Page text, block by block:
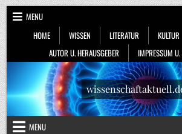
Skip
to
content
MENU
HOME
WISSEN LITERATUR KULTUR
AUTOR U. HERAUSGEBER
IMPRESSUM U.
MENU